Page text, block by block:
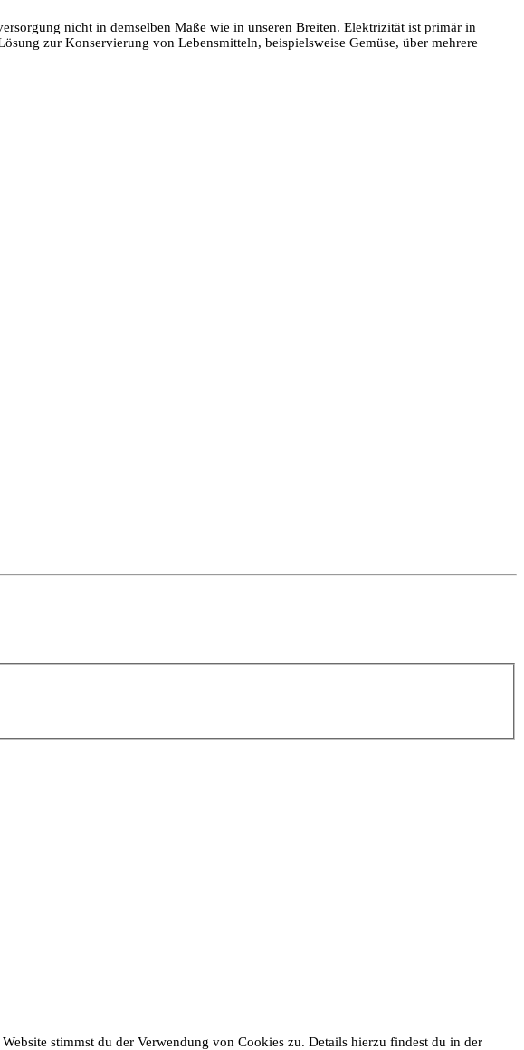
nicht in demselben Maße wie in unseren Breiten. Elektrizität ist primär in
zur Konservierung von Lebensmitteln, beispielsweise Gemüse, über mehrere
stimmst du der Verwendung von Cookies zu. Details hierzu findest du in der